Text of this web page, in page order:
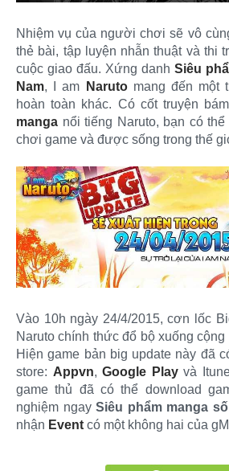
Nhiệm vụ của người chơi sẽ vô
thẻ bài, tập luyện nhẫn thuật và thi
cuộc giao đấu. Xứng danh Siêu
Nam, I am Narutomang đến một
hoàn toàn khác. Có cốt truyện
manga nổi tiếng Naruto, bạn có
chơi game và được sống trong thế
Vào 10h ngày 24/4/2015, cơn lốc
Naruto chính thức đổ bộ xuống
Hiện game bản big update này đã
store: Appvn,Google Playvà
game thủ đã có thể download
nghiệm ngay Siêu phẩm manga
nhận Event có một không hai của